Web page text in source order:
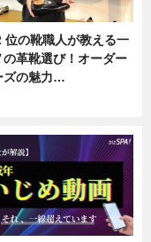
位の靴職人が教える一
の革靴選び！オーダー
ズの魅力…